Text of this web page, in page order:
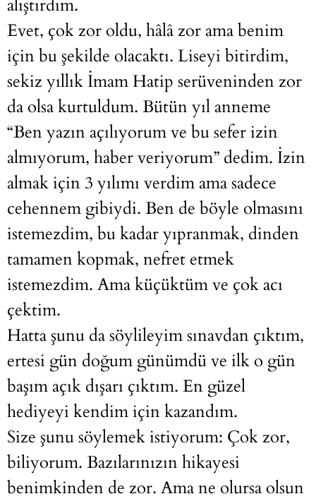
alıştırdım.
Evet, çok zor oldu, hâlâ zor ama benim
için bu şekilde olacaktı. Liseyi bitirdim,
sekiz yıllık İmam Hatip serüveninden zor
da olsa kurtuldum. Bütün yıl anneme
“Ben yazın açılıyorum ve bu sefer izin
almıyorum, haber veriyorum” dedim. İzin
almak için 3 yılımı verdim ama sadece
cehennem gibiydi. Ben de böyle olmasını
istemezdim, bu kadar yıpranmak, dinden
tamamen kopmak, nefret etmek
istemezdim. Ama küçüktüm ve çok acı
çektim.
Hatta şunu da söylileyim sınavdan çıktım,
ertesi gün doğum günümdü ve ilk o gün
başım açık dışarı çıktım. En güzel
hediyeyi kendim için kazandım.
Size şunu söylemek istiyorum: Çok zor,
biliyorum. Bazılarınızın hikayesi
benimkinden de zor. Ama ne olursa olsun